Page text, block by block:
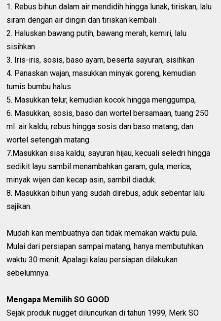
1. Rebus bihun dalam air mendidih hingga lunak, tiriskan, lalu
siram dengan air dingin dan tiriskan kembali .
2. Haluskan bawang putih, bawang merah, kemiri, lalu
sisihkan
3. Iris-iris, sosis, baso ayam, beserta sayuran, sisihkan
4. Panaskan wajan, masukkan minyak goreng, kemudian
tumis bumbu halus
5. Masukkan telur, kemudian kocok hingga menggumpa,
6. Masukkan, sosis, baso dan wortel bersamaan, tuang 250
ml air kaldu, rebus hingga sosis dan baso matang, dan
wortel setengah matang
7.Masukkan sisa kaldu, sayuran hijau, kecuali seledri hingga
sedikit layu sambil menambahkan garam, gula, merica,
minyak wijen dan kecap asin, sambil diaduk.
8. Masukkan bihun yang sudah direbus, aduk sebentar lalu
sajikan.
Mudah kan membuatnya dan tidak memakan waktu pula.
Mulai dari persiapan sampai matang, hanya membutuhkan
waktu 30 menit. Apalagi kalau persiapan dilakukan
sebelumnya.
Mengapa Memilih SO GOOD
Sejak produk nugget diluncurkan di tahun 1999, Merk SO